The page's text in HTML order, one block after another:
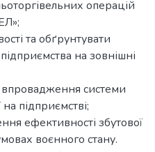
операцій
та обґрунтувати
на зовнішні
впровадження системи
підприємстві;
ефективності збутової
воєнного стану.